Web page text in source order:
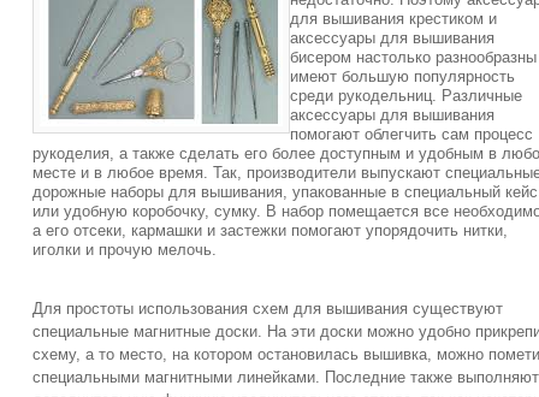
для вышивания крестиком и
аксессуары для вышивания
бисером настолько
имеют большую популярность
среди рукодельниц. Различные
аксессуары для вышивания
помогают облегчить сам процесс
рукоделия, а также сделать его более доступным и удобным в
месте и в любое время. Так, производители выпускают
дорожные наборы для вышивания, упакованные в специальный кейс
или удобную коробочку, сумку. В набор помещается все
а его отсеки, кармашки и застежки помогают упорядочить нитки,
иголки и прочую мелочь.
Для простоты использования схем для вышивания существуют
специальные магнитные доски. На эти доски можно удобно
схему, а то место, на котором остановилась вышивка, можно
специальными магнитными линейками. Последние также выполняют